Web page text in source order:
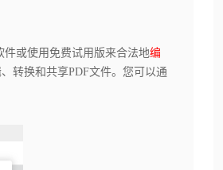
或使用免费试用版来合法地编
转换和共享PDF文件。您可以通